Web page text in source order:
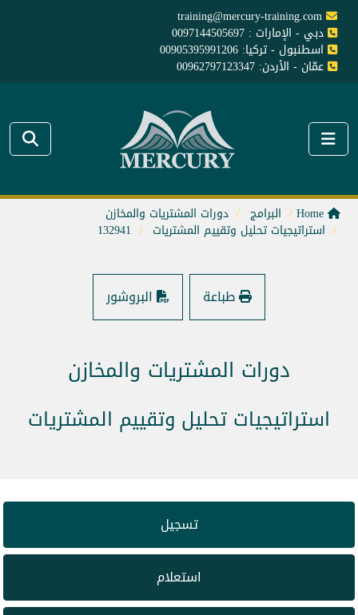
training@mercury-training.com
دبي - الإمارات : 0097144505697
اسطنبول - تركيا: 00905395991206
عمّان - الأردن: 00962797123347
البرامج دورات المشتريات والمخازن
استراتيجيات تحليل وتقييم المشتريات 132941
طباعة البروشور
دورات المشتريات والمخازن
استراتيجيات تحليل وتقييم المشتريات
تسجيل
استعلام